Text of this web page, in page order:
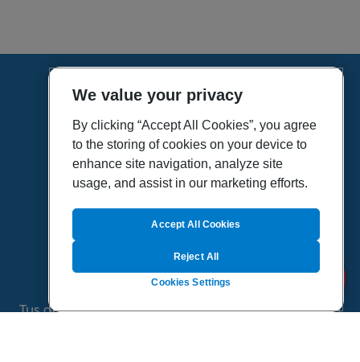
HOME
VÍDEOS
POLÍTICA DE PRIVACIDAD
POLÍTICA DE COOKIES
MAPA DEL SITIO
QUIENES SOMOS
Tus dudas de salud es un proyecto de Sanitas, todo
We value your privacy
By clicking “Accept All Cookies”, you agree
to the storing of cookies on your device to
enhance site navigation, analyze site
usage, and assist in our marketing efforts.
Cookies Settings
Reject All
Accept All Cookies